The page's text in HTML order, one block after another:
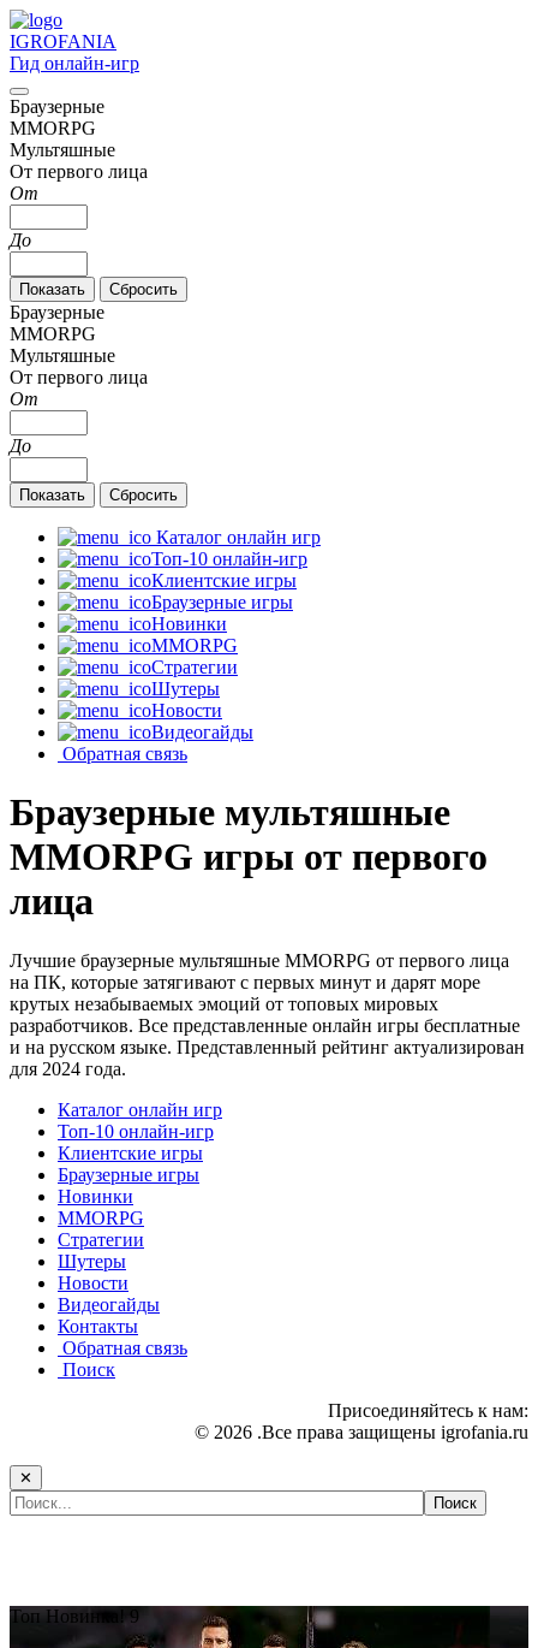
IGROFANIA
Гид онлайн-игр
Браузерные
MMORPG
Мультяшные
От первого лица
От
До
Браузерные
MMORPG
Мультяшные
От первого лица
От
До
Каталог онлайн игр
Топ-10 онлайн-игр
Клиентские игры
Браузерные игры
Новинки
MMORPG
Стратегии
Шутеры
Новости
Видеогайды
Обратная связь
Браузерные мультяшные
MMORPG игры от первого
лица
Лучшие браузерные мультяшные MMORPG от первого лица
на ПК, которые затягивают с первых минут и дарят море
крутых незабываемых эмоций от топовых мировых
разработчиков. Все представленные онлайн игры бесплатные
и на русском языке. Представленный рейтинг актуализирован
для 2024 года.
Каталог онлайн игр
Топ-10 онлайн-игр
Клиентские игры
Браузерные игры
Новинки
MMORPG
Стратегии
Шутеры
Новости
Видеогайды
Контакты
Обратная связь
Поиск
Присоединяйтесь к нам:
© 2026 .Все права защищены igrofania.ru
✕
Топ Новинка! 9